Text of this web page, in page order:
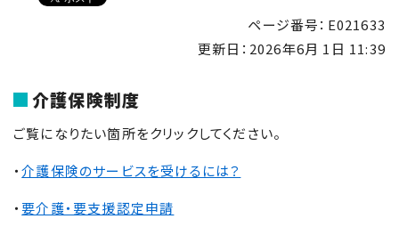
ページ番号：E021633
更新日： 2026年6月 1日 11:39
介護保険制度
ご覧になりたい箇所をクリックしてください。
・介護保険のサービスを受けるには？
・ 要介護・要支援認定申請